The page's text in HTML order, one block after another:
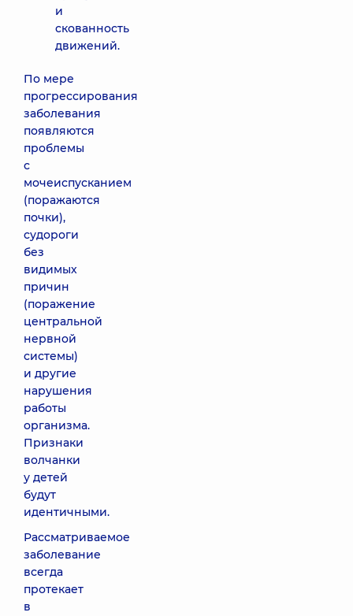
и
скованность
движений.
По мере
прогрессирования
заболевания
появляются
проблемы
с
мочеиспусканием
(поражаются
почки),
судороги
без
видимых
причин
(поражение
центральной
нервной
системы)
и другие
нарушения
работы
организма.
Признаки
волчанки
у детей
будут
идентичными.
Рассматриваемое
заболевание
всегда
протекает
в